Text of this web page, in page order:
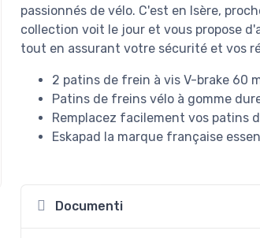
passionnés de vélo. C'est en Isère,
collection voit le jour et vous propose
tout en assurant votre sécurité et vos
2 patins de frein à vis V-brake 60
Patins de freins vélo à gomme
Remplacez facilement vos patins
Eskapad la marque française
Documenti